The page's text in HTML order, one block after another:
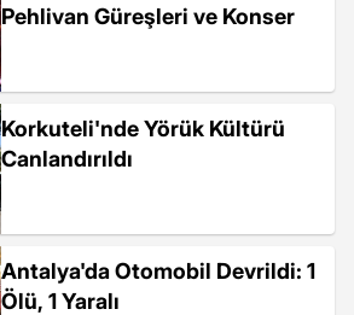
Pehlivan Güreşleri ve Konser
Korkuteli'nde Yörük Kültürü
Canlandırıldı
Antalya'da Otomobil Devrildi: 1
Ölü, 1 Yaralı